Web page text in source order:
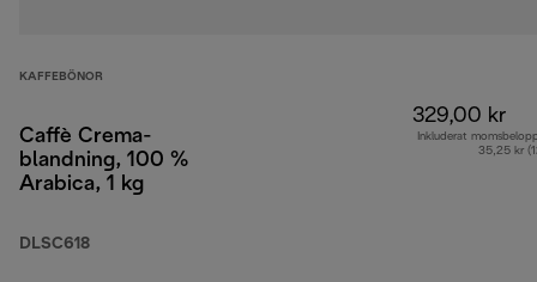
KAFFEBÖNOR
Caffè Crema-
blandning, 100 %
Arabica, 1 kg
DLSC618
329,00 kr
Inkluderat
35,25 kr